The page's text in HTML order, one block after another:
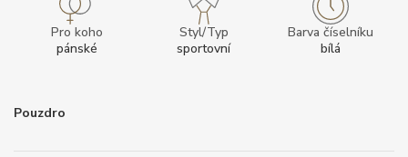
Pro koho
pánské
Styl/Typ
sportovní
Barva číselníku
bílá
Pouzdro